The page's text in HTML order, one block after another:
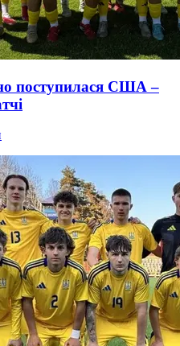
поступилася США –